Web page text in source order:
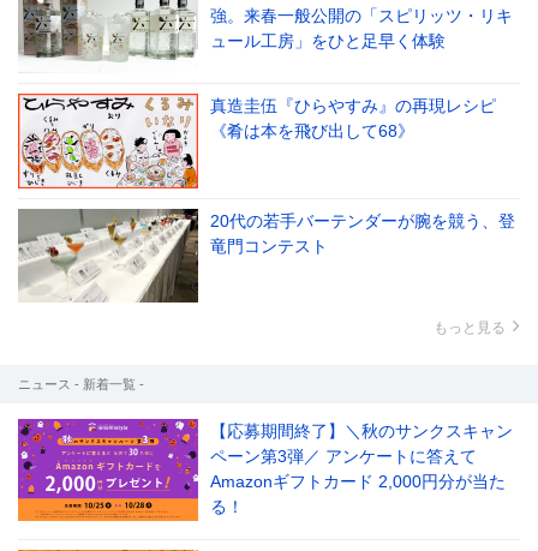
強。来春一般公開の「スピリッツ・リキ
ュール工房」をひと足早く体験
真造圭伍『ひらやすみ』の再現レシピ
《肴は本を飛び出して68》
20代の若手バーテンダーが腕を競う、登
竜門コンテスト
もっと見る
ニュース - 新着一覧 -
【応募期間終了】＼秋のサンクスキャン
ペーン第3弾／ アンケートに答えて
Amazonギフトカード 2,000円分が当た
る！